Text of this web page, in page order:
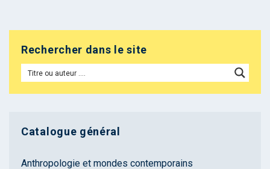
Rechercher dans le site
Catalogue général
Anthropologie et mondes contemporains